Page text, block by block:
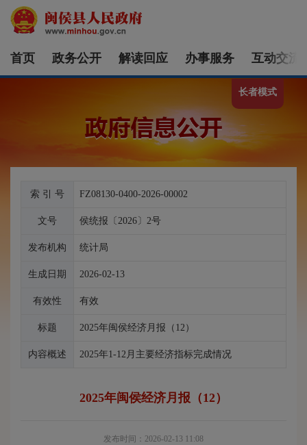
首页 政务公开 解读回应 办事服务 互动交流
长者模式
索 引 号 FZ08130-0400-2026-00002
文号 侯统报〔2026〕2号
发布机构 统计局
生成日期 2026-02-13
有效性 有效
标题 2025年闽侯经济月报（12）
内容概述 2025年1-12月主要经济指标完成情况
2025年闽侯经济月报（12）
发布时间：2026-02-13 11:08